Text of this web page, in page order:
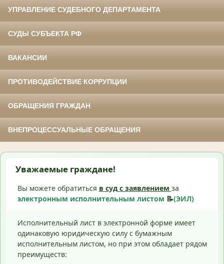
УПРАВЛЕНИЕ СУДЕБНОГО ДЕПАРТАМЕНТА
СУДЫ СУБЪЕКТА РФ
ВАКАНСИИ
ПРОТИВОДЕЙСТВИЕ КОРРУПЦИИ
ОБРАЩЕНИЯ ГРАЖДАН
ВНЕПРОЦЕССУАЛЬНЫЕ ОБРАЩЕНИЯ
Уважаемые граждане!
Вы можете обратиться в суд с заявлением за
электронным исполнительным листом 📝(ЭИЛ)
Исполнительный лист в электронной форме имеет
одинаковую юридическую силу с бумажным
исполнительным листом, но при этом обладает рядом
преимуществ: